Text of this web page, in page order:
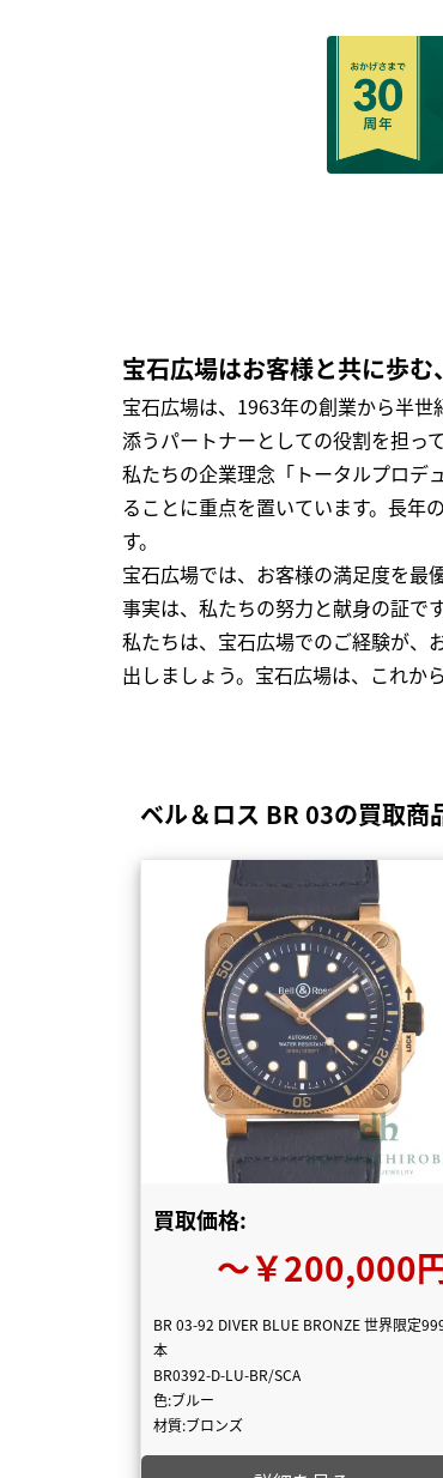
宝石広場はお客様と共に歩む
宝石広場は、1963年の創業から半
添うパートナーとしての役割を担って
私たちの企業理念「トータルプロデ
ることに重点を置いています。長年
す。
宝石広場では、お客様の満足度を最
事実は、私たちの努力と献身の証で
私たちは、宝石広場でのご経験が、
出しましょう。宝石広場は、これか
ベル＆ロス BR 03の買取商
買取価格:
〜￥200,000
BR 03-92 DIVER BLUE BRONZE 世界限定
本
BR0392-D-LU-BR/SCA
色:ブルー
材質:ブロンズ